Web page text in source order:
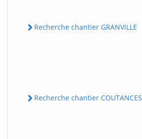
Recherche chantier GRANVILLE
Recherche chantier COUTANCES